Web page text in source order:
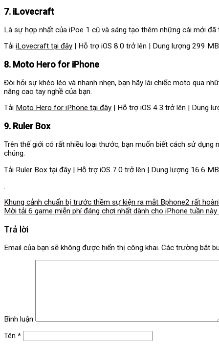
7. iLovecraft
Là sự hợp nhất của iPoe 1 cũ và sáng tạo thêm những cái mới
Tải iLovecraft tại đây | Hỗ trợ iOS 8.0 trở lên | Dung lượng 299
8. Moto Hero for iPhone
Đòi hỏi sự khéo léo và nhanh nhẹn, bạn hãy lái chiếc moto qua
nâng cao tay nghề của bạn.
Tải Moto Hero for iPhone tại đây | Hỗ trợ iOS 4.3 trở lên | Dung
9. Ruler Box
Trên thế giới có rất nhiều loại thước, bạn muốn biết cách sử
chúng.
Tải Ruler Box tại đây | Hỗ trợ iOS 7.0 trở lên | Dung lượng 16.6
.
Khung cảnh chuẩn bị trước thềm sự kiện ra mắt Bphone2 rất
Mời tải 6 game miễn phí đáng chơi nhất dành cho iPhone tuần
Trả lời
Email của bạn sẽ không được hiển thị công khai. Các trường bắt
Bình luận
Tên *